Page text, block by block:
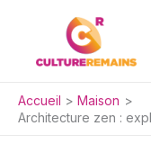
Accueil
Maison
Architecture zen :